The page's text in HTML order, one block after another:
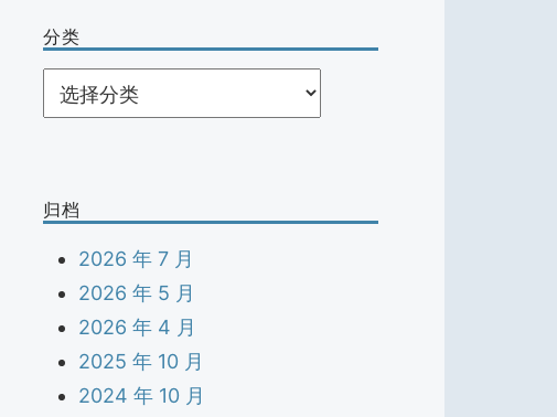
分类
类
归档
2026 年 7 月
2026 年 5 月
2026 年 4 月
2025 年 10 月
2024 年 10 月